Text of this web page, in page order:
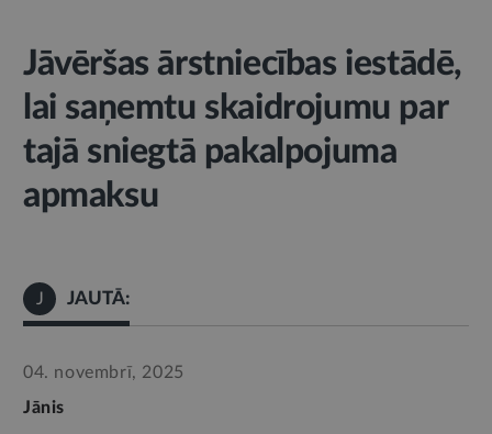
Jāvēršas ārstniecības iestādē,
lai saņemtu skaidrojumu par
tajā sniegtā pakalpojuma
apmaksu
J JAUTĀ:
04. novembrī, 2025
Jānis